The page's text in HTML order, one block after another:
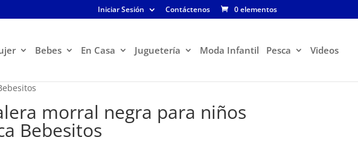
Iniciar Sesión Contáctenos 0 elementos
Bebes En Casa Juguetería Moda Infantil Pesca Videos
morral negra para niños
Bebesitos